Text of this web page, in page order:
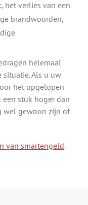
het verlies van een
brandwoorden,
helemaal
Als u uw
het opgelopen
stuk hoger dan
wel gewoon zijn of
van smartengeld.